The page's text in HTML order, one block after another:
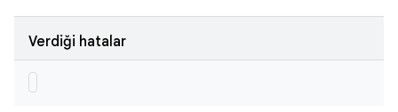
Verdiği hatalar